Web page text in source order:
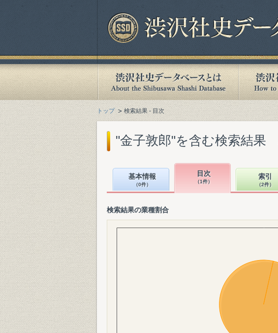
トップ 検索結果 - 目次
"金子敦郎"を含む検索結果
基本情報
（0件）
目次
（1件）
索引
（2件）
検索結果の業種割合